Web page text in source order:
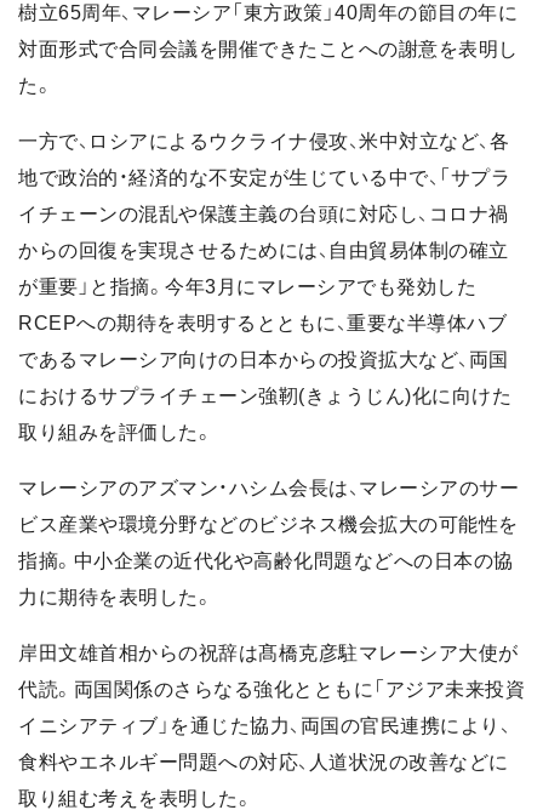
樹立65周年、マレーシア「東方政策」40周年の節目の年に
対面形式で合同会議を開催できたことへの謝意を表明し
た。
一方で、ロシアによるウクライナ侵攻、米中対立など、各
地で政治的・経済的な不安定が生じている中で、「サプラ
イチェーンの混乱や保護主義の台頭に対応し、コロナ禍
からの回復を実現させるためには、自由貿易体制の確立
が重要」と指摘。今年3月にマレーシアでも発効した
RCEPへの期待を表明するとともに、重要な半導体ハブ
であるマレーシア向けの日本からの投資拡大など、両国
におけるサプライチェーン強靭(きょうじん)化に向けた
取り組みを評価した。
マレーシアのアズマン・ハシム会長は、マレーシアのサー
ビス産業や環境分野などのビジネス機会拡大の可能性を
指摘。中小企業の近代化や高齢化問題などへの日本の協
力に期待を表明した。
岸田文雄首相からの祝辞は髙橋克彦駐マレーシア大使が
代読。両国関係のさらなる強化とともに「アジア未来投資
イニシアティブ」を通じた協力、両国の官民連携により、
食料やエネルギー問題への対応、人道状況の改善などに
取り組む考えを表明した。